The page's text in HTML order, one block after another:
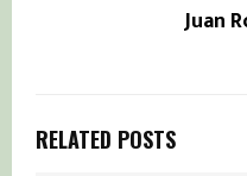
Juan
RELATED POSTS